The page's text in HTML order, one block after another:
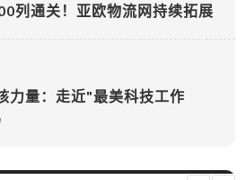
列通关！亚欧物流网持续拓展
力量：走近"最美科技工作